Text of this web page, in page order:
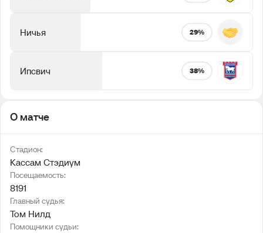
Ничья 29%
Ипсвич 38%
О матче
Стадион:
Кассам Стэдиум
Посещаемость:
8191
Главный судья:
Том Нилд
Помощники судьи: